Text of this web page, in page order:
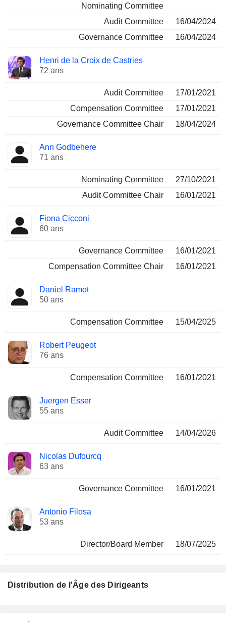
Nominating Committee
Audit Committee
16/04/2024
Governance Committee
16/04/2024
Henri de la Croix de Castries
72 ans
Audit Committee
17/01/2021
Compensation Committee
17/01/2021
Governance Committee Chair
18/04/2024
Ann Godbehere
71 ans
Nominating Committee
27/10/2021
Audit Committee Chair
16/01/2021
Fiona Cicconi
60 ans
Governance Committee
16/01/2021
Compensation Committee Chair
16/01/2021
Daniel Ramot
50 ans
Compensation Committee 15/04/2025
Robert Peugeot
76 ans
Compensation Committee 16/01/2021
Juergen Esser
55 ans
Audit Committee 14/04/2026
Nicolas Dufourcq
63 ans
Governance Committee 16/01/2021
Antonio Filosa
53 ans
Director/Board Member 18/07/2025
Distribution de l'Âge des Dirigeants